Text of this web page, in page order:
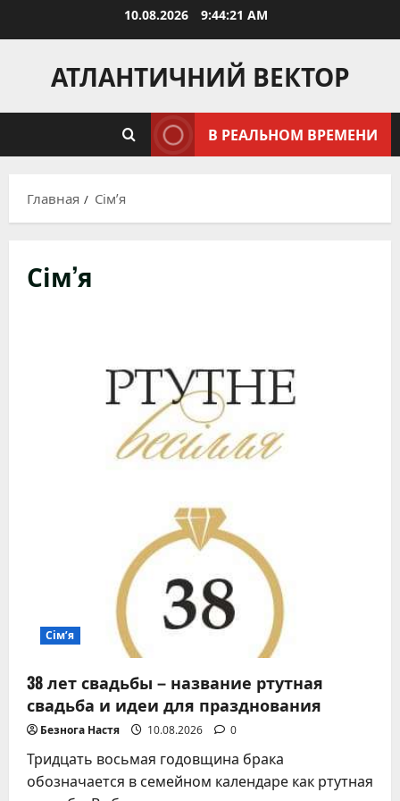
10.08.2026 9:44:23 AM
АТЛАНТИЧНИЙ ВЕКТОР
В РЕАЛЬНОМ ВРЕМЕНИ
Главная Сім’я
Сім’я
Сім’я
38 лет свадьбы – название ртутная
свадьба и идеи для празднования
Безнога Настя 10.08.2026 0
Тридцать восьмая годовщина брака
обозначается в семейном календаре как ртутная